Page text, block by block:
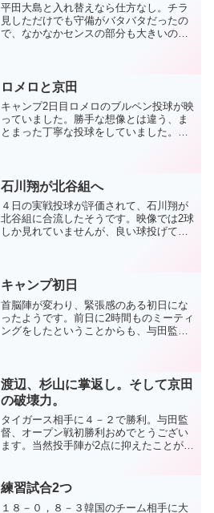
平田大島と入れ替えなら仕方なし。チラ
見しただけでも守備がバタバタだったの
で、なかなかセンスの部分も大きいので
下で4割打つくらい打ちま...
ロメロと京田
キャンプ2日目ロメロのブルペン投球が映
っていました。勝手な想像とは違う、ま
とまった丁寧な投球をしていました。イ
う。そこはウインターリーグ...
石川翔が北谷組へ
４日の実戦投球が評価されて、石川翔が
北谷組に合流したそうです。映像では2球
しか見れていませんが、良い球投げてま
け見て今年の開幕から期待...
キャンプ初日
首脳陣が変わり、緊張感のある初日にな
ったようです。前日に2時間ものミーティ
ングをしたということからも、与田監督
すね(^-^;キャ...
渡辺、杉山に掌返し。そして京田
の破壊力。
タイガース相手に４－２で勝利。与田監
督、オープン戦初勝利おめでとうござい
ます。当然投手陣が2点に抑えたことが勝
く、良いところでヒットも出ています。
キャンプ序盤の実戦形...
練習試合2つ
１８－０，８－３韓国のチーム相手に大